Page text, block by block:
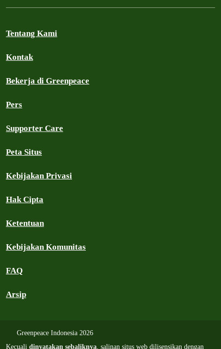
Tentang Kami
Kontak
Bekerja di Greenpeace
Pers
Supporter Care
Peta Situs
Kebijakan Privasi
Hak Cipta
Ketentuan
Kebijakan Komunitas
FAQ
Arsip
Greenpeace Indonesia 2026
Kecuali dinyatakan sebaliknya, salinan situs web dilisensikan dengan